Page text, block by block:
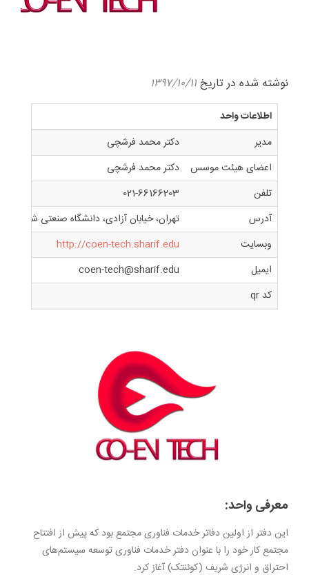
نوشته شده در تاریخ۱۳۹۷/۱۰/۱۱
اطلاعات واحد
مدیر
دکتر محمد فرشچی
اعضای هیئت موسس
دکتر محمد فرشچی
تلفن
021-66166203
آدرس
تهران، خیابان آزادی، دانشگاه صنعتی شریف،
وبسایت
http://coen-tech.sharif.edu
ایمیل
coen-tech@sharif.edu
کد qr
معرفی واحد:
این دفتر از اولین دفاتر خدمات فناوری مجتمع بود که پیش از افتتاح
مجتمع کار خود را با عنوان دفتر خدمات فناوری توسعه سیستم‌های
احتراق و انرژی شریف (کوئنتک) آغاز کرد.